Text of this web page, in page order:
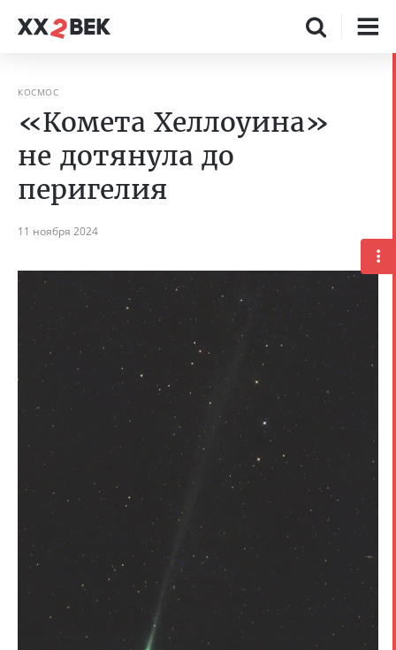
КОСМОС
«Комета Хеллоуина»
не дотянула до
перигелия
11 ноября 2024